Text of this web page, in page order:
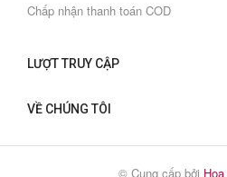
Chấp nhận thanh toán COD
LƯỢT TRUY CẬP
VỀ CHÚNG TÔI
© Cung cấp bởi